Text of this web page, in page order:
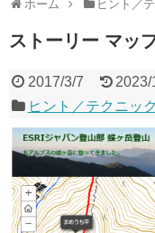
ホーム ヒント／
ストーリー マッ
2017/3/7
2023/
ヒント／テクニック